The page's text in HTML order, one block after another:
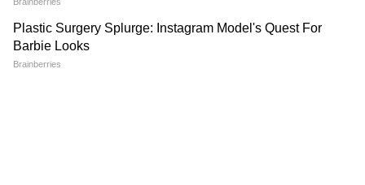
গ্রেশিয়া' গ্রহণ করছেন।